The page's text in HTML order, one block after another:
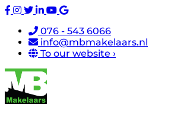
076 - 543 6066
info@mbmakelaars.nl
To our website ›